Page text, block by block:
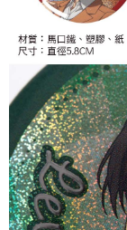
黑貓宅配-貨到付款
配送毎にNT$150